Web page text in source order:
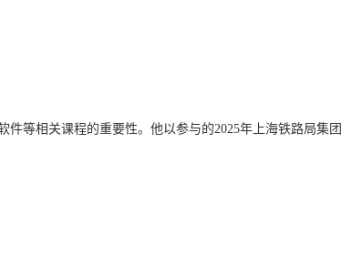
等相关课程的重要性。他以参与的2025年上海铁路局集团